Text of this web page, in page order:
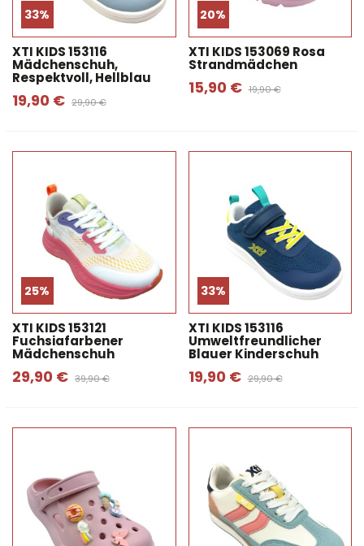
33%
XTI KIDS 153116
Mädchenschuh,
Respektvoll, Hellblau
19,90 € 29,90 €
20%
XTI KIDS 153069 Rosa
Strandmädchen
15,90 € 19,90 €
25%
XTI KIDS 153121
Fuchsiafarbener
Mädchenschuh
29,90 € 39,90 €
33%
XTI KIDS 153116
Umweltfreundlicher
Blauer Kinderschuh
19,90 € 29,90 €